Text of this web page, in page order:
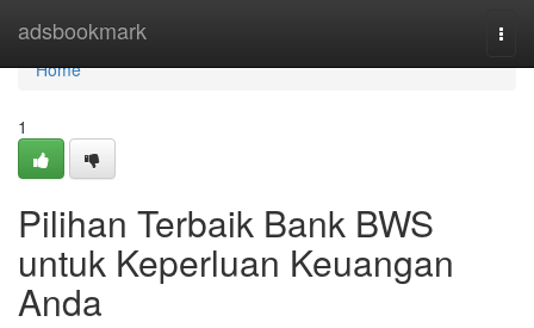
adsbookmark
Home
Home
1
Pilihan Terbaik Bank BWS
untuk Keperluan Keuangan
Anda